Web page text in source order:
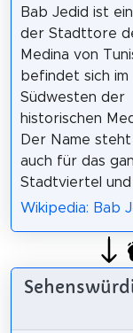
Bab Jedid ist
der Stadttore
Medina von
befindet sich im
Südwesten der
historischen
Der Name steht
auch für das
Stadtviertel
Wikipedia: Bab